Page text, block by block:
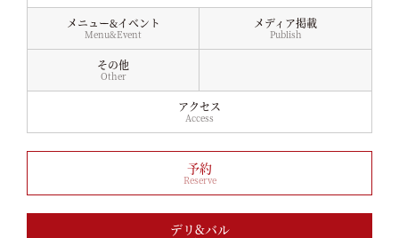
メニュー&イベント
Menu&Event
メディア掲載
Publish
その他
Other
アクセス
Access
予約
Reserve
デリ&バル